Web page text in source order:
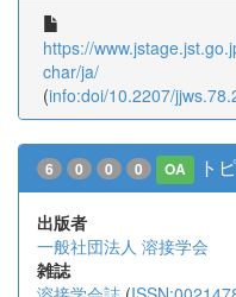
https://
char/ja/
(info:doi/10.2207/
6 0 0 0 OA ト
出版者
一般社団法人 溶接学会
雑誌